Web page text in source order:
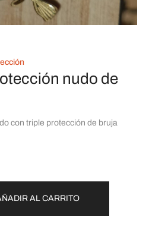
nudo de
con triple protección de bruja
AL CARRITO